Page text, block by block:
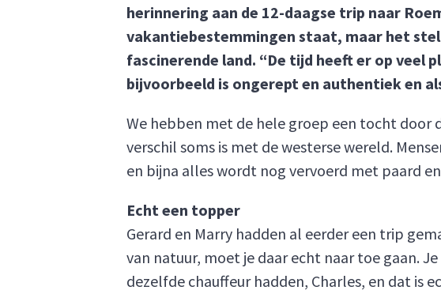
herinnering aan de 12-daagse trip naar
vakantiebestemmingen staat, maar het
fascinerende land. “De tijd heeft er op veel
bijvoorbeeld is ongerept en authentiek en
We hebben met de hele groep een tocht door
verschil soms is met de westerse wereld.
en bijna alles wordt nog vervoerd met paard en
Echt een topper
Gerard en Marry hadden al eerder een trip
van natuur, moet je daar echt naar toe gaan.
dezelfde chauffeur hadden, Charles, en dat is